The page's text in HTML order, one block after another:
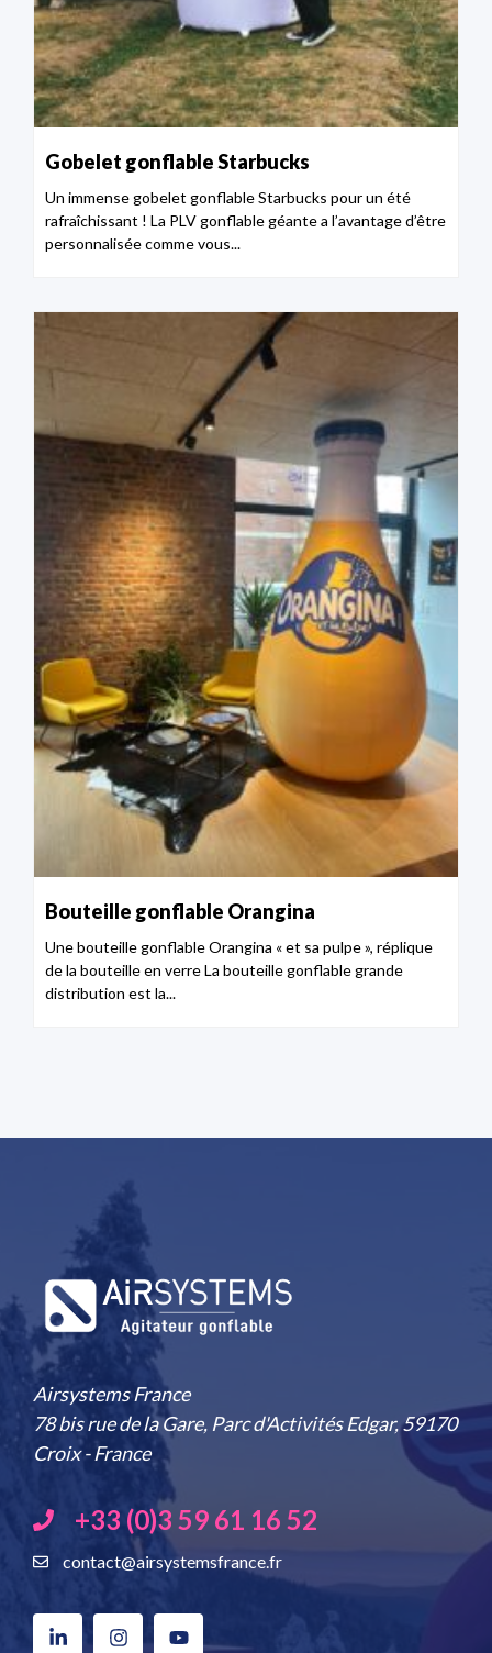
Gobelet gonflable Starbucks
Un immense gobelet gonflable Starbucks pour un été
rafraîchissant ! La PLV gonflable géante a l’avantage d’être
personnalisée comme vous...
Bouteille gonflable Orangina
Une bouteille gonflable Orangina « et sa pulpe », réplique
de la bouteille en verre La bouteille gonflable grande
distribution est la...
Airsystems France
78 bis rue de la Gare, Parc d'Activités Edgar, 59170
Croix - France
+33 (0)3 59 61 16 52
contact@airsystemsfrance.fr